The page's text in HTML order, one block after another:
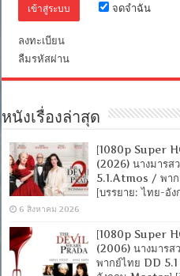
จดจำฉัน
ลงทะเบียน
ลืมรหัสผ่าน
หนังเรื่องล่าสุด
[1080p Super
(2026) นางมารส
5.1.Atmos / พา
[บรรยาย: ไทย-อั
6 สิงหาคม 2026
[1080p Super
(2006) นางมารส
พากย์ไทย DD